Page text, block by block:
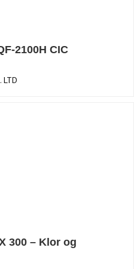
2100H CIC
LTD
300 – Klor og